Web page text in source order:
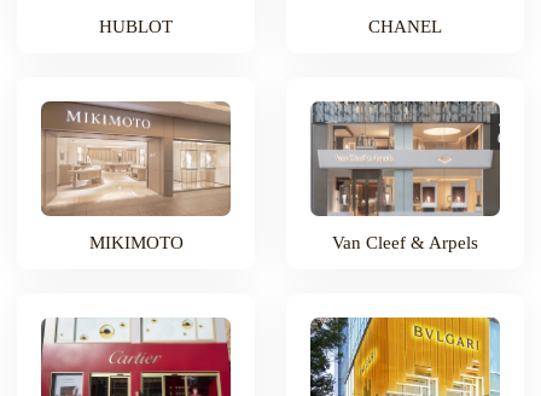
HUBLOT CHANEL
MIKIMOTO Van Cleef & Arpels